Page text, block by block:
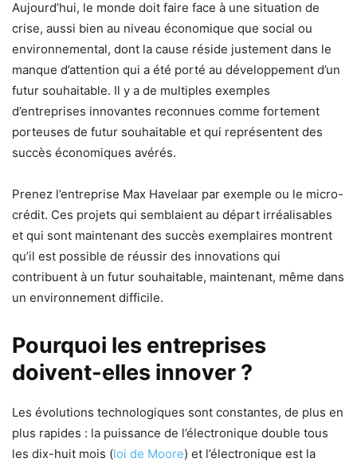
Aujourd’hui, le monde doit faire face à une situation de
crise, aussi bien au niveau économique que social ou
environnemental, dont la cause réside justement dans le
manque d’attention qui a été porté au développement d’un
futur souhaitable. Il y a de multiples exemples
d’entreprises innovantes reconnues comme fortement
porteuses de futur souhaitable et qui représentent des
succès économiques avérés.
Prenez l’entreprise Max Havelaar par exemple ou le micro-
crédit. Ces projets qui semblaient au départ irréalisables
et qui sont maintenant des succès exemplaires montrent
qu’il est possible de réussir des innovations qui
contribuent à un futur souhaitable, maintenant, même dans
un environnement difficile.
Pourquoi les entreprises
doivent-elles innover ?
Les évolutions technologiques sont constantes, de plus en
plus rapides : la puissance de l’électronique double tous
les dix-huit mois (loi de Moore) et l’électronique est la